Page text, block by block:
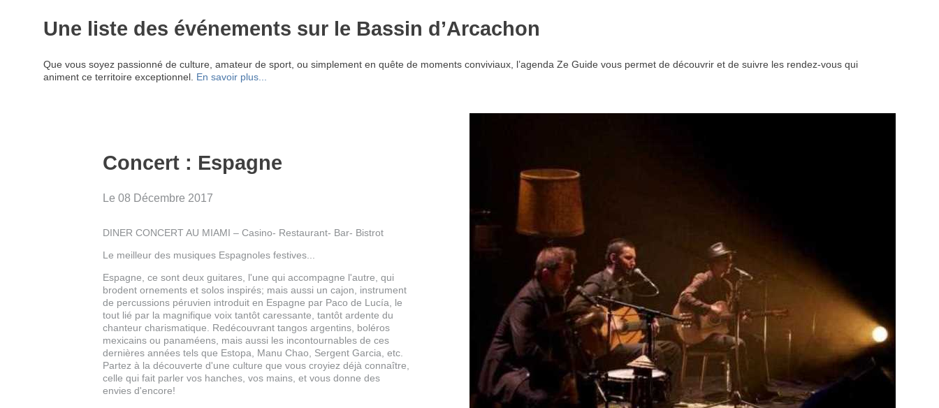
Une liste des événements sur le Bassin d’Arcachon
Que vous soyez passionné de culture, amateur de sport, ou simplement en quête de moments conviviaux, l’agenda Ze Guide vous permet de découvrir et de suivre les rendez-vous qui
animent ce territoire exceptionnel. En savoir plus...
Concert : Espagne
Le 08 Décembre 2017
DINER CONCERT AU MIAMI – Casino- Restaurant- Bar- Bistrot
Le meilleur des musiques Espagnoles festives...
Espagne, ce sont deux guitares, l'une qui accompagne l'autre, qui
brodent ornements et solos inspirés; mais aussi un cajon, instrument
de percussions péruvien introduit en Espagne par Paco de Lucía, le
tout lié par la magnifique voix tantôt caressante, tantôt ardente du
chanteur charismatique. Redécouvrant tangos argentins, boléros
mexicains ou panaméens, mais aussi les incontournables de ces
dernières années tels que Estopa, Manu Chao, Sergent Garcia, etc.
Partez à la découverte d'une culture que vous croyiez déjà connaître,
celle qui fait parler vos hanches, vos mains, et vous donne des
envies d'encore!